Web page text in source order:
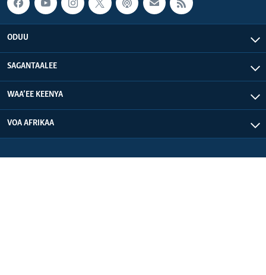
ODUU
SAGANTAALEE
WAA’EE KEENYA
VOA AFRIKAA